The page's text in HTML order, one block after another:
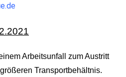
Arbeitsunfall zum Austritt
Transportbehältnis.